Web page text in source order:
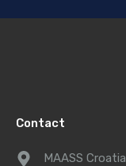
Contact
MAASS Croatia